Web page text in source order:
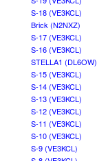
S-18 (VE3KCL)
Brick (N2NXZ)
S-17 (VE3KCL)
S-16 (VE3KCL)
STELLA1 (DL6OW)
S-15 (VE3KCL)
S-14 (VE3KCL)
S-13 (VE3KCL)
S-12 (VE3KCL)
S-11 (VE3KCL)
S-10 (VE3KCL)
S-9 (VE3KCL)